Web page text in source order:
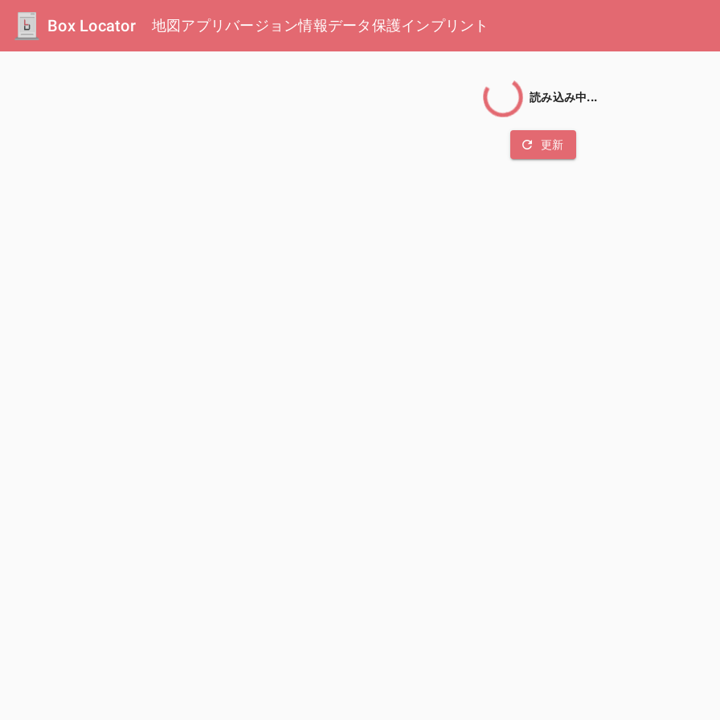
Box Locator 地図アプリバージョン情報データ保護インプリント
読み込み中...
refresh 更新